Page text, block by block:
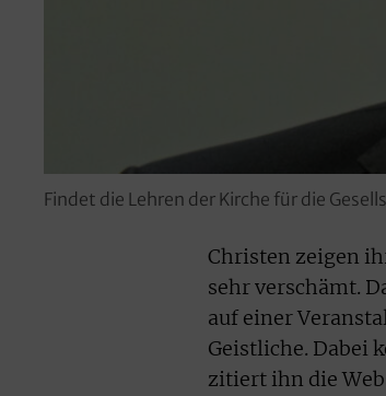
Findet die Lehren der Kirche für die
Christen zeigen
sehr verschämt.
auf einer
Geistliche. Dabei
zitiert ihn die